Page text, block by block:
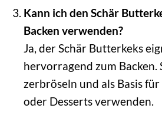
Kann ich den Schär
Backen verwenden?
Ja, der Schär Butterkeks
hervorragend zum Backen.
zerbröseln und als Basis
oder Desserts verwenden.